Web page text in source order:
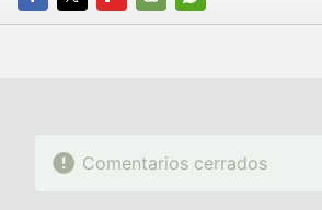
FACEBOOK
TWITTERFLIPBOARD
E-
WHATSAPP
Comentarios cerrados